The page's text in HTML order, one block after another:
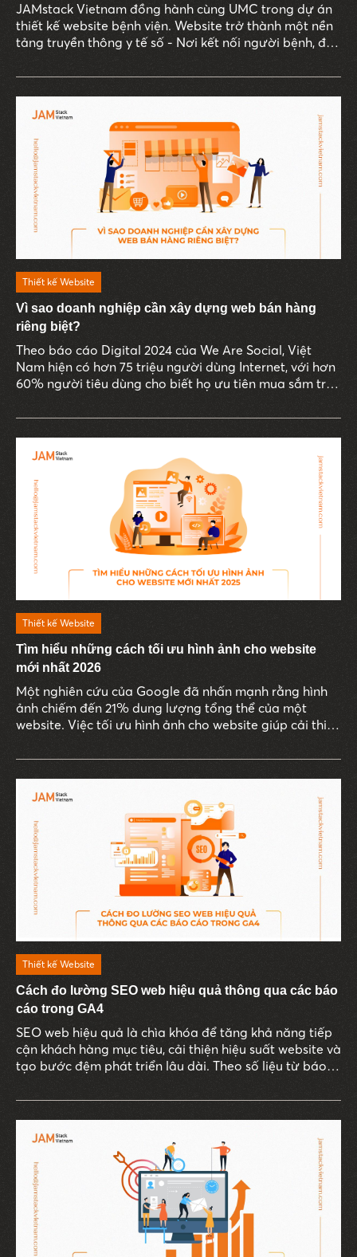
JAMstack Vietnam đồng hành cùng UMC trong dự án
thiết kế website bệnh viện. Website trở thành một nền
tảng truyền thông y tế số - Nơi kết nối người bệnh, đội
thông chuyên môn.
Thiết kế Website
Vì sao doanh nghiệp cần xây dựng web bán hàng
riêng biệt?
Theo báo cáo Digital 2024 của We Are Social, Việt
Nam hiện có hơn 75 triệu người dùng Internet, với hơn
60% người tiêu dùng cho biết họ ưu tiên mua sắm trực
này thúc đẩy sự phát triển của các sàn thương mại
điện tử, đồng thời đặt ra yêu cầu cấp thiết cho các
doanh nghiệp về việc sở hữu một website bán hàng
Thiết kế Website
Tìm hiểu những cách tối ưu hình ảnh cho website
mới nhất 2026
Một nghiên cứu của Google đã nhấn mạnh rằng hình
ảnh chiếm đến 21% dung lượng tổng thể của một
website. Việc tối ưu hình ảnh cho website giúp cải thiện
đồng thời đảm bảo tính thẩm mỹ cho giao diện web.
Đặc biệt, trong năm 2026, các phương pháp tối ưu
hình ảnh liên tục đổi mới để đáp ứng kỳ vọng ngày
càng cao của doanh nghiệp và người dùng. Cùng
JAMstack Vietnam khám phá những phương pháp tối
ưu hình ảnh mới nhất trong bài viết dưới đây.
Thiết kế Website
Cách đo lường SEO web hiệu quả thông qua các báo
cáo trong GA4
SEO web hiệu quả là chìa khóa để tăng khả năng tiếp
cận khách hàng mục tiêu, cải thiện hiệu suất website và
tạo bước đệm phát triển lâu dài. Theo số liệu từ báo
For Lead Gen”, gần 60% doanh nghiệp B2B cho biết
SEO là vũ khí chính giúp họ tạo khách hàng tiềm năng.